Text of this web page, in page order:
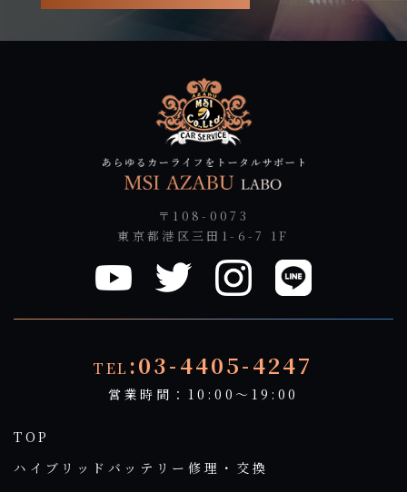
〒108-0073
東京都港区三田1-6-7 1F
TEL :03-4405-4247
営業時間：10:00～19:00
TOP
ハイブリッドバッテリー修理・交換